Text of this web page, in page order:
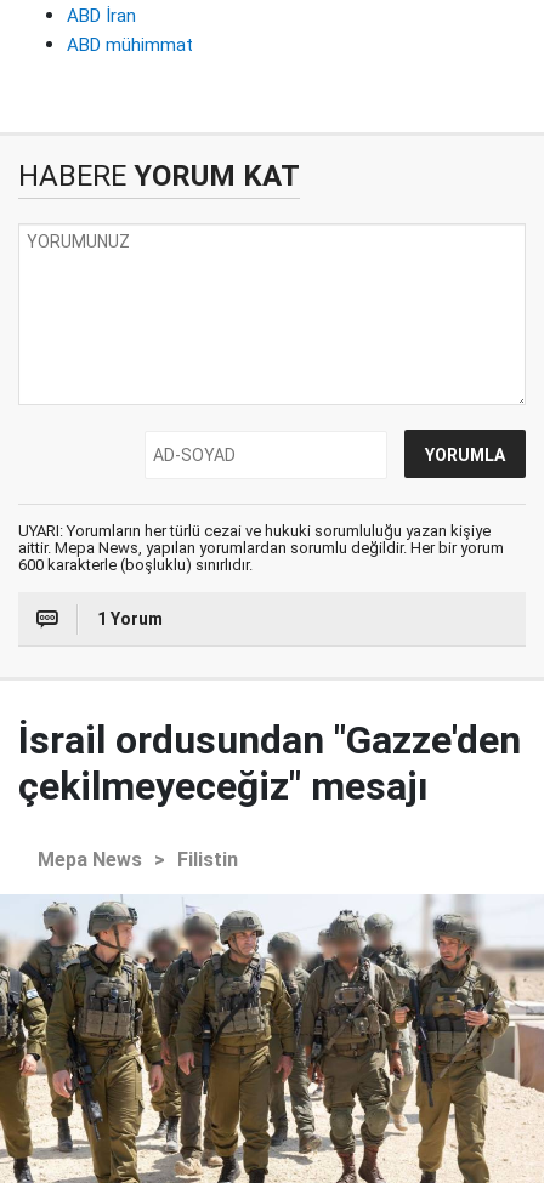
ABD İran
ABD mühimmat
HABERE YORUM KAT
UYARI: Yorumların her türlü cezai ve hukuki sorumluluğu yazan kişiye
aittir. Mepa News, yapılan yorumlardan sorumlu değildir. Her bir yorum
600 karakterle (boşluklu) sınırlıdır.
1 Yorum
İsrail ordusundan "Gazze'den
çekilmeyeceğiz" mesajı
Mepa News > Filistin